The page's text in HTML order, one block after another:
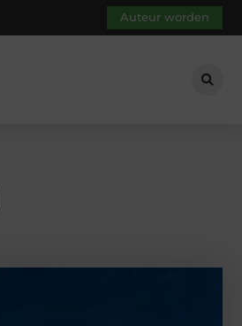
Auteur worden